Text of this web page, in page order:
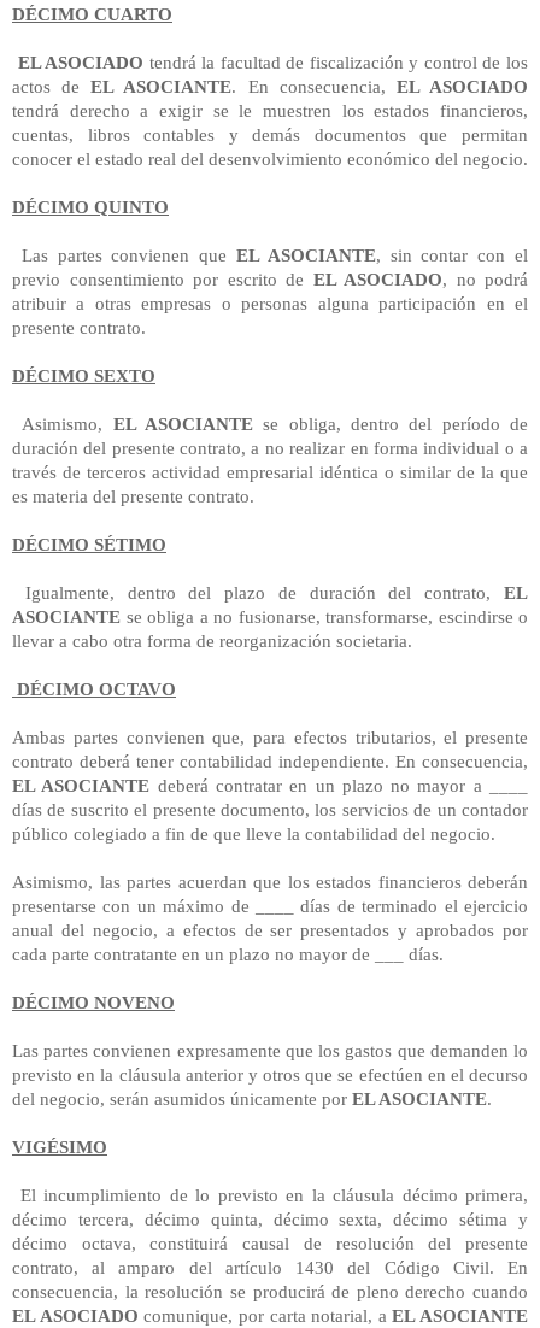
DÉCIMO CUARTO
EL ASOCIADO tendrá la facultad de fiscalización y control de los
actos deEL ASOCIANTE. En consecuencia, EL ASOCIADO
tendrá derecho a exigir se le muestren los estados financieros,
cuentas, libros contables y demás documentos que permitan
conocer el estado real del desenvolvimiento económico del negocio.
DÉCIMO QUINTO
Las partes convienen que EL ASOCIANTE, sin contar con el
previo consentimiento por escrito de EL ASOCIADO, no podrá
atribuir a otras empresas o personas alguna participación en el
presente contrato.
DÉCIMO SEXTO
Asimismo, EL ASOCIANTE se obliga, dentro del período de
duración del presente contrato, a no realizar en forma individual o a
través de terceros actividad empresarial idéntica o similar de la que
es materia del presente contrato.
DÉCIMO SÉTIMO
Igualmente, dentro del plazo de duración del contrato, EL
ASOCIANTE se obliga a no fusionarse, transformarse, escindirse o
llevar a cabo otra forma de reorganización societaria.
DÉCIMO OCTAVO
Ambas partes convienen que, para efectos tributarios, el presente
contrato deberá tener contabilidad independiente. En consecuencia,
EL ASOCIANTE deberá contratar en un plazo no mayor a ____
días de suscrito el presente documento, los servicios de un contador
público colegiado a fin de que lleve la contabilidad del negocio.
Asimismo, las partes acuerdan que los estados financieros deberán
presentarse con un máximo de ____ días de terminado el ejercicio
anual del negocio, a efectos de ser presentados y aprobados por
cada parte contratante en un plazo no mayor de ___ días.
DÉCIMO NOVENO
Las partes convienen expresamente que los gastos que demanden lo
previsto en la cláusula anterior y otros que se efectúen en el decurso
del negocio, serán asumidos únicamente por EL ASOCIANTE.
VIGÉSIMO
El incumplimiento de lo previsto en la cláusula décimo primera,
décimo tercera, décimo quinta, décimo sexta, décimo sétima y
décimo octava, constituirá causal de resolución del presente
contrato, al amparo del artículo 1430 del Código Civil. En
consecuencia, la resolución se producirá de pleno derecho cuando
EL ASOCIADO comunique, por carta notarial, aEL ASOCIANTE